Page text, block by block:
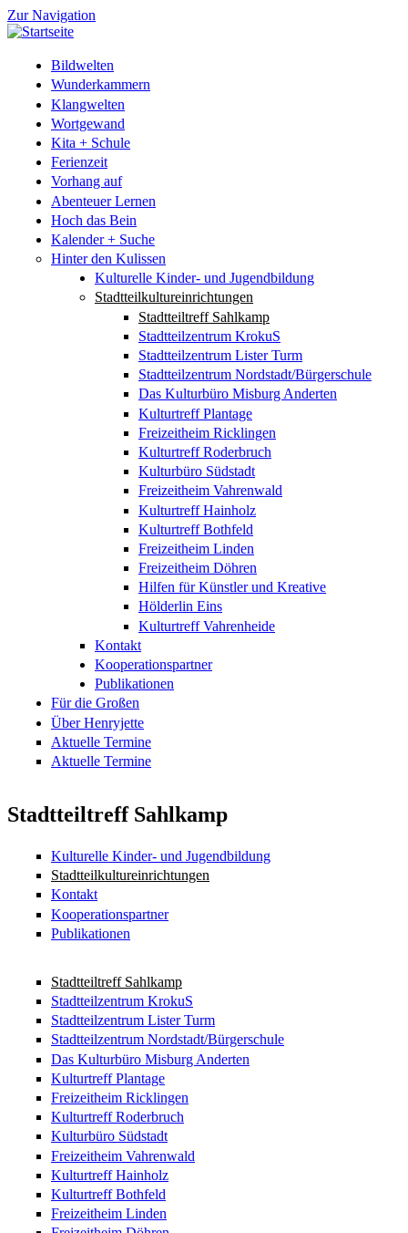
Zur Navigation
Bildwelten
Wunderkammern
Klangwelten
Wortgewand
Kita + Schule
Ferienzeit
Vorhang auf
Abenteuer Lernen
Hoch das Bein
Kalender + Suche
Hinter den Kulissen
Kulturelle Kinder- und Jugendbildung
Stadtteilkultureinrichtungen
Stadtteiltreff Sahlkamp
Stadtteilzentrum KrokuS
Stadtteilzentrum Lister Turm
Stadtteilzentrum Nordstadt/Bürgerschule
Das Kulturbüro Misburg Anderten
Kulturtreff Plantage
Freizeitheim Ricklingen
Kulturtreff Roderbruch
Kulturbüro Südstadt
Freizeitheim Vahrenwald
Kulturtreff Hainholz
Kulturtreff Bothfeld
Freizeitheim Linden
Freizeitheim Döhren
Hilfen für Künstler und Kreative
Hölderlin Eins
Kulturtreff Vahrenheide
Kontakt
Kooperationspartner
Publikationen
Für die Großen
Über Henryjette
Aktuelle Termine
Aktuelle Termine
Stadtteiltreff Sahlkamp
Kulturelle Kinder- und Jugendbildung
Stadtteilkultureinrichtungen
Kontakt
Kooperationspartner
Publikationen
Stadtteiltreff Sahlkamp
Stadtteilzentrum KrokuS
Stadtteilzentrum Lister Turm
Stadtteilzentrum Nordstadt/Bürgerschule
Das Kulturbüro Misburg Anderten
Kulturtreff Plantage
Freizeitheim Ricklingen
Kulturtreff Roderbruch
Kulturbüro Südstadt
Freizeitheim Vahrenwald
Kulturtreff Hainholz
Kulturtreff Bothfeld
Freizeitheim Linden